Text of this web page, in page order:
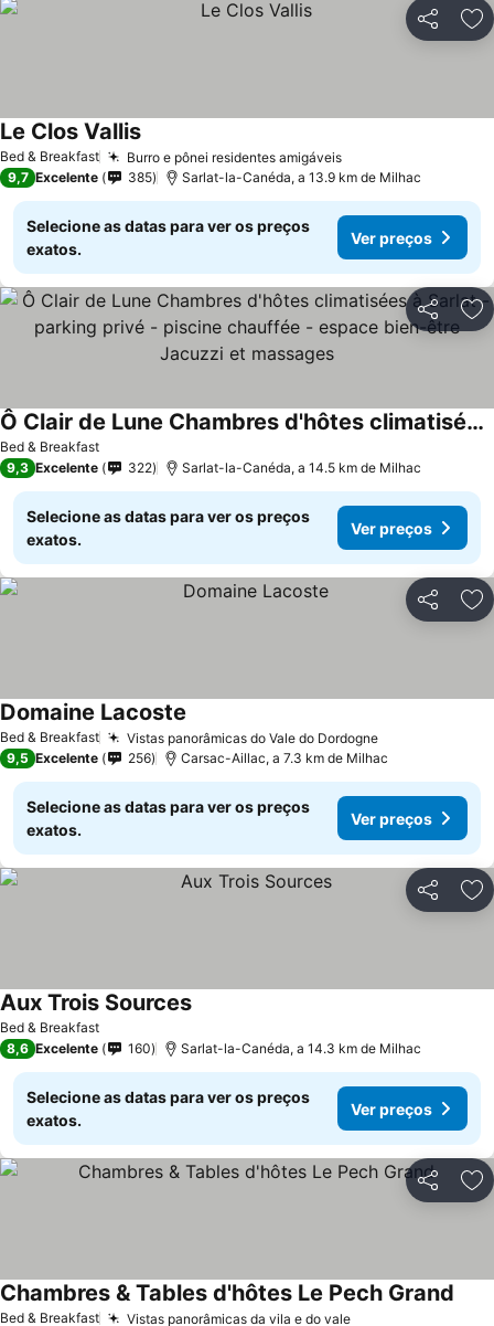
Partilhar
Bed & Breakfast Burro e pônei residentes amigáveis
Le Clos Vallis
9,7 Excelente 385 Sarlat-la-Canéda, a 13.9 km de Milhac
Selecione as datas para ver os preços
exatos.
Ver preços
Partilhar
Bed & Breakfast
Ô Clair de Lune Chambres d'hôtes climatisées à Sarlat - parking privé - piscine chauffée - espace bien-être Jacuzzi et massages
9,3 Excelente 322 Sarlat-la-Canéda, a 14.5 km de Milhac
Selecione as datas para ver os preços
exatos.
Ver preços
Partilhar
Bed & Breakfast Vistas panorâmicas do Vale do Dordogne
Domaine Lacoste
9,5 Excelente 256 Carsac-Aillac, a 7.3 km de Milhac
Selecione as datas para ver os preços
exatos.
Ver preços
Partilhar
Bed & Breakfast
Aux Trois Sources
8,6 Excelente 160 Sarlat-la-Canéda, a 14.3 km de Milhac
Selecione as datas para ver os preços
exatos.
Ver preços
Partilhar
Bed & Breakfast Vistas panorâmicas da vila e do vale
Chambres & Tables d'hôtes Le Pech Grand